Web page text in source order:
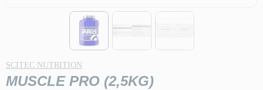
SCITEC NUTRITION
MUSCLE PRO (2,5KG)